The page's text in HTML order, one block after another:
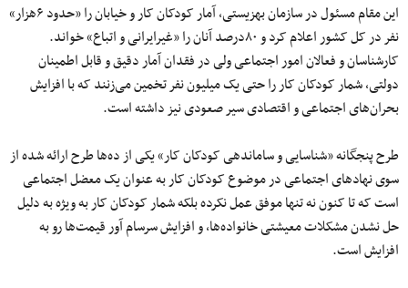
این مقام مسئول در سازمان بهزیستی، آمار کودکان کار و خیابان را «حدود ۶هزار»
نفر در کل کشور اعلام کرد و ۸۰درصد آنان را «غیرایرانی و اتباع» خواند.
کارشناسان و فعالان امور اجتماعی ولی در فقدان آمار دقیق و قابل اطمینان
دولتی، شمار کودکان کار را حتی یک میلیون نفر تخمین می‌زنند که با افزایش
بحران‌های اجتماعی و اقتصادی سیر صعودی نیز داشته است.
طرح پنجگانه «شناسایی و ساماندهی کودکان کار» یکی از ده‌ها طرح ارائه شده از
سوی نهادهای اجتماعی در موضوع کودکان کار به عنوان یک معضل اجتماعی
است که تا کنون نه تنها موفق عمل نکرده‌ بلکه شمار کودکان کار به ویژه به دلیل
حل نشدن مشکلات معیشتی خانواده‌ها، و افزایش سرسام آور قیمت‌ها رو به
افزایش است.